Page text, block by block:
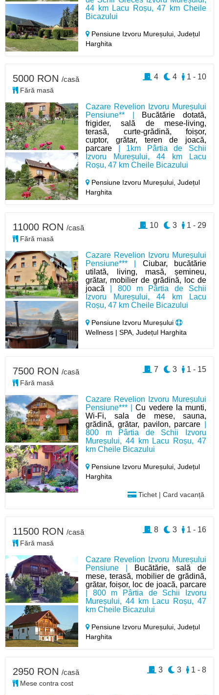
44 km Lacu Roșu, 47 km Cheile
Bicazului
Pensiune Izvoru Mureșului,Județul
Harghita
Cazare Revelion Izvoru Mureșului
Pensiune** | Bucătărie dotată,
frigider, sală de mese-living,
terasă, curte-grădină, foișor,
cuptor, grătar, teren de joacă,
parcare | 1km Pârtia de Schii
Izvoru Mureșului, 44 km Lacu
Roșu, 47 km Cheile Bicazului
Pensiune Izvoru Mureșului,Județul
Harghita
5000 RON /casă
Fără masă
1 - 10
4
4
Cazare Revelion Izvoru Mureșului
Pensiune*** | Ciubar, bucătărie
utilată, living, masă, șemineu,
grătar, mobilier de grădină, loc de
joacă | 800 m Pârtia de Schii
Izvoru Mureșului, 44 km Lacu
Roșu, 47 km Cheile Bicazului
Pensiune Izvoru Mureșului
Wellness | SPA, Județul Harghita
11000 RON /casă
Fără masă
1 - 29
3
10
Cazare Revelion Izvoru Mureșului
Pensiune*** |Cu vedere la munti,
Wi-Fi, sala de mese, sauna,
grădină, grătar, pavilon, parcare
800 m Pârtia de Schii Izvoru
Mureșului, 44 km Lacu Roșu, 47
km Cheile Bicazului
Pensiune Izvoru Mureșului,Județul
Harghita
Tichet | Card vacanță
7500 RON /casă
Fără masă
1 - 15
3
7
Cazare Revelion Izvoru Mureșului
Pensiune |
Bucătărie, sală de
mese, terasă, mobilier de grădină,
grătar, foișor, loc de joacă, parcare
| 800 m Pârtia de Schii Izvoru
Mureșului, 44 km Lacu Roșu, 47
km Cheile Bicazului
Pensiune Izvoru Mureșului,Județul
Harghita
11500 RON /casă
Fără masă
1 - 16
3
8
2950 RON /casă
Mese contra cost
1 - 8
3
3